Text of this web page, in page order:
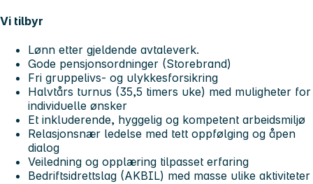
Vi tilbyr
Lønn etter gjeldende avtaleverk.
Gode pensjonsordninger (Storebrand)
Fri gruppelivs- og ulykkesforsikring
Halvtårs turnus (35,5 timers uke) med muligheter for
individuelle ønsker
Et inkluderende, hyggelig og kompetent arbeidsmiljø
Relasjonsnær ledelse med tett oppfølging og åpen
dialog
Veiledning og opplæring tilpasset erfaring
Bedriftsidrettslag (AKBIL) med masse ulike aktiviteter